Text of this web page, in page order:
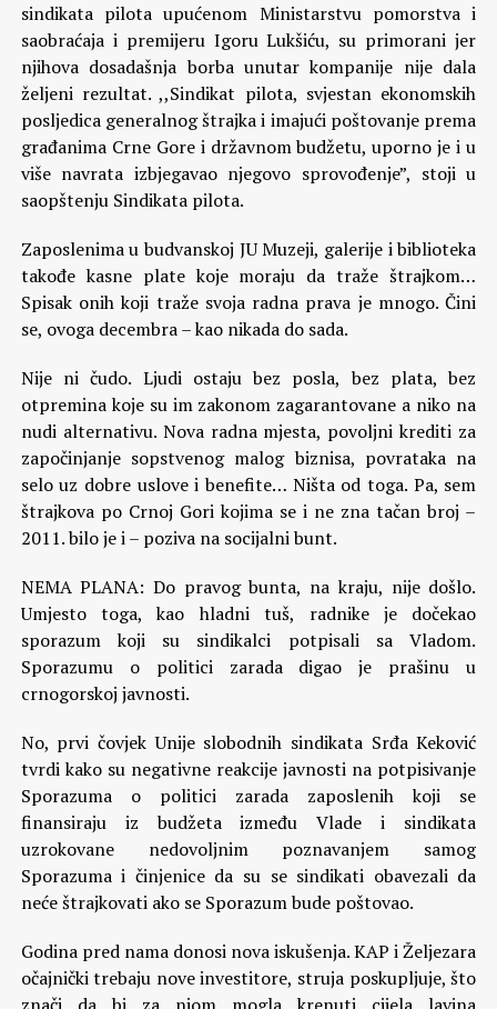
sindikata pilota upućenom Ministarstvu pomorstva i
saobraćaja i premijeru Igoru Lukšiću, su primorani jer
njihova dosadašnja borba unutar kompanije nije dala
željeni rezultat. ,,Sindikat pilota, svjestan ekonomskih
posljedica generalnog štrajka i imajući poštovanje prema
građanima Crne Gore i državnom budžetu, uporno je i u
više navrata izbjegavao njegovo sprovođenje”, stoji u
saopštenju Sindikata pilota.
Zaposlenima u budvanskoj JU Muzeji, galerije i biblioteka
takođe kasne plate koje moraju da traže štrajkom…
Spisak onih koji traže svoja radna prava je mnogo. Čini
se, ovoga decembra – kao nikada do sada.
Nije ni čudo. Ljudi ostaju bez posla, bez plata, bez
otpremina koje su im zakonom zagarantovane a niko na
nudi alternativu. Nova radna mjesta, povoljni krediti za
započinjanje sopstvenog malog biznisa, povrataka na
selo uz dobre uslove i benefite… Ništa od toga. Pa, sem
štrajkova po Crnoj Gori kojima se i ne zna tačan broj –
2011. bilo je i – poziva na socijalni bunt.
NEMA PLANA: Do pravog bunta, na kraju, nije došlo.
Umjesto toga, kao hladni tuš, radnike je dočekao
sporazum koji su sindikalci potpisali sa Vladom.
Sporazumu o politici zarada digao je prašinu u
crnogorskoj javnosti.
No, prvi čovjek Unije slobodnih sindikata Srđa Keković
tvrdi kako su negativne reakcije javnosti na potpisivanje
Sporazuma o politici zarada zaposlenih koji se
finansiraju iz budžeta između Vlade i sindikata
uzrokovane nedovoljnim poznavanjem samog
Sporazuma i činjenice da su se sindikati obavezali da
neće štrajkovati ako se Sporazum bude poštovao.
Godina pred nama donosi nova iskušenja. KAP i Željezara
očajnički trebaju nove investitore, struja poskupljuje, što